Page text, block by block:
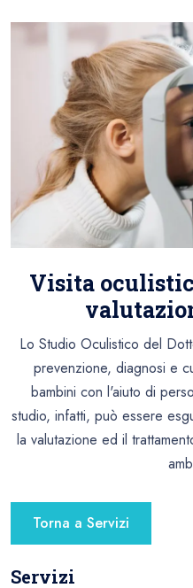
Visita
Lo Studio Oculistico del
prevenzione, diagnosi e
bambini con l'aiuto di
studio, infatti, può essere
la valutazione ed il
Torna a Servizi
Servizi